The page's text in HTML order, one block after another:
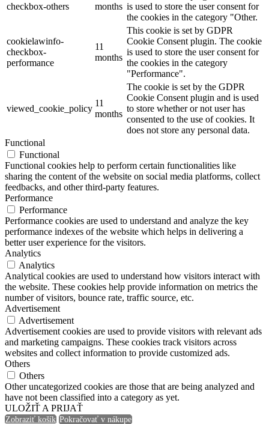
checkbox-others
months is used to store the user consent for
the cookies in the category "Other.
cookielawinfo-
checkbox-
performance
11
months
This cookie is set by GDPR
Cookie Consent plugin. The cookie
is used to store the user consent for
the cookies in the category
"Performance".
viewed_cookie_policy
11
months
The cookie is set by the GDPR
Cookie Consent plugin and is used
to store whether or not user has
consented to the use of cookies. It
does not store any personal data.
Functional
Functional
Functional cookies help to perform certain functionalities like
sharing the content of the website on social media platforms, collect
feedbacks, and other third-party features.
Performance
Performance
Performance cookies are used to understand and analyze the key
performance indexes of the website which helps in delivering a
better user experience for the visitors.
Analytics
Analytics
Analytical cookies are used to understand how visitors interact with
the website. These cookies help provide information on metrics the
number of visitors, bounce rate, traffic source, etc.
Advertisement
Advertisement
Advertisement cookies are used to provide visitors with relevant ads
and marketing campaigns. These cookies track visitors across
websites and collect information to provide customized ads.
Others
Others
Other uncategorized cookies are those that are being analyzed and
have not been classified into a category as yet.
ULOŽIŤ A PRIJAŤ
Zobraziť košík Pokračovať v nákupe